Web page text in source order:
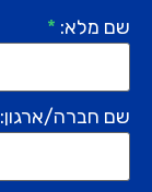
שם מלא: *
שם חברה/ארגון: